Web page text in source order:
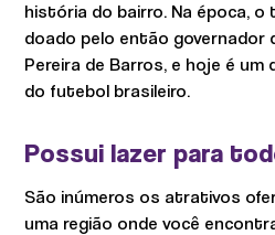
história do bairro. Na época,
doado pelo então governador
Pereira de Barros, e hoje é
do futebol brasileiro.
Possui lazer para
São inúmeros os atrativos
uma região onde você